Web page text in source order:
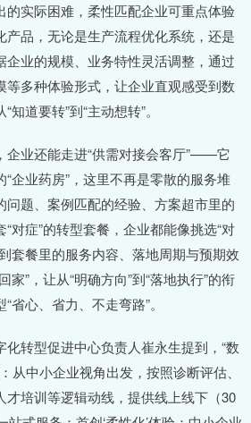
的实际困难，柔性匹配企业可重点体验
产品，无论是生产流程优化系统，还是
企业的规模、业务特性灵活调整，通过
等多种体验形式，让企业直观感受到数
道要转”到“主动想转”。
业还能走进“供需对接会客厅”——它
企业药房”，这里不再是零散的服务堆
问题、案例匹配的经验、方案超市里的
对症”的转型套餐，企业都能像挑选“对
套餐里的服务内容、落地周期与预期效
家”，让从“明确方向”到“落地执行”的衔
省心、省力、不走弯路”。
转型促进中心负责人崔永生提到，“数
从中小企业视角出发，按照诊断评估、
才培训等逻辑动线，提供线上线下（30